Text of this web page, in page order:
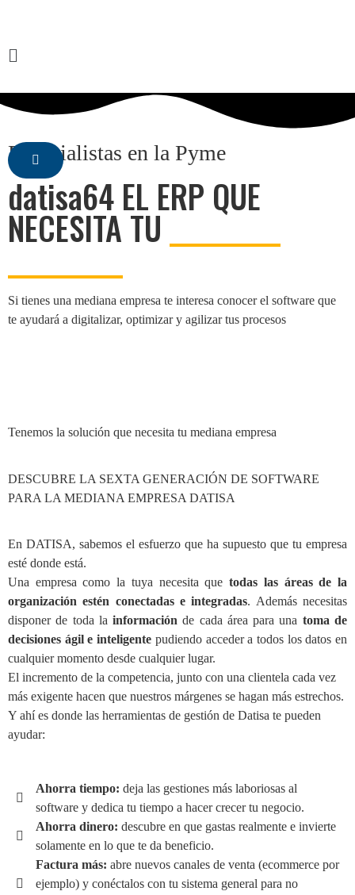
Especialistas en la Pyme
datisa64 EL ERP QUE
NECESITA TU MEDIANA
Si tienes una mediana empresa te interesa conocer el software que
te ayudará a digitalizar, optimizar y agilizar tus procesos
Tenemos la solución que necesita tu mediana empresa
DESCUBRE LA SEXTA GENERACIÓN DE SOFTWARE
PARA LA MEDIANA EMPRESA DATISA
En DATISA, sabemos el esfuerzo que ha supuesto que tu empresa
esté donde está.
Una empresa como la tuya necesita quetodas las áreas de la
organización estén conectadas e integradas. Además necesitas
disponer de toda lainformación de cada área para una toma de
decisiones ágil e inteligente pudiendo acceder a todos los datos en
cualquier momento desde cualquier lugar.
El incremento de la competencia, junto con una clientela cada vez
más exigente hacen que nuestros márgenes se hagan más estrechos.
Y ahí es donde las herramientas de gestión de Datisa te pueden
ayudar:
Ahorra tiempo: deja las gestiones más laboriosas al
software y dedica tu tiempo a hacer crecer tu negocio.
Ahorra dinero: descubre en que gastas realmente e invierte
solamente en lo que te da beneficio.
Factura más: abre nuevos canales de venta (ecommerce por
ejemplo) y conéctalos con tu sistema general para no